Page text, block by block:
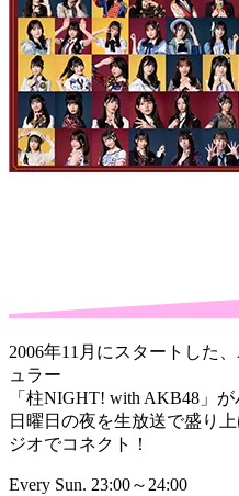
2006年11月にスタートした
ュラー
「柱NIGHT! with AKB48」
日曜日の夜を生放送で盛り
ジオでコネクト！
Every Sun. 23:00～24:00